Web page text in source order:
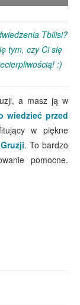
Tbilisi?
tym, czy Ci się
:)
a masz ją w
wiedzieć przed
w piękne
. To bardzo
pomocne.